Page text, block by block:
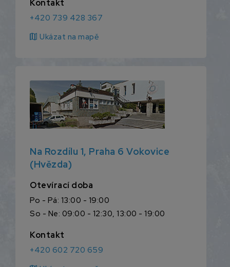
Kontakt
+420 739 428 367
map Ukázat na mapě
Na Rozdílu 1, Praha 6 Vokovice
(Hvězda)
Otevírací doba
Po - Pá: 13:00 - 19:00
So - Ne: 09:00 - 12:30, 13:00 - 19:00
Kontakt
+420 602 720 659